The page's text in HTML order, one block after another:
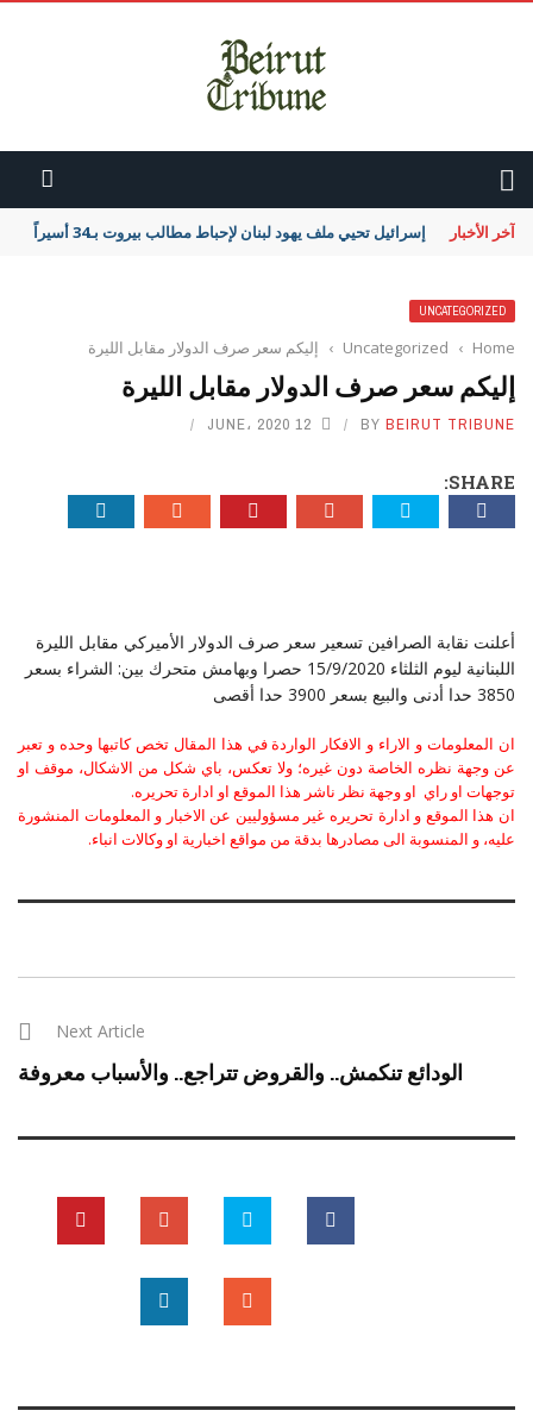
آخر الأخبار إسرائيل تحيي ملف يهود لبنان لإحباط مطالب بيروت بـ34 أسيراً
UNCATEGORIZED
Home
›
Uncategorized
› إليكم سعر صرف الدولار مقابل الليرة
إليكم سعر صرف الدولار مقابل الليرة
BY BEIRUT TRIBUNE 12 JUNE، 2020
SHARE:
أعلنت نقابة الصرافين تسعير سعر صرف الدولار الأميركي مقابل الليرة
اللبنانية ليوم الثلثاء 15/9/2020 حصرا وبهامش متحرك بين: الشراء بسعر
3850 حدا أدنى والبيع بسعر 3900 حدا أقصى
ان المعلومات و الاراء و الافكار الواردة في هذا المقال تخص كاتبها وحده و تعبر
عن وجهة نظره الخاصة دون غيره؛ ولا تعكس، باي شكل من الاشكال، موقف او
توجهات او راي او وجهة نظر ناشر هذا الموقع او ادارة تحريره.
ان هذا الموقع و ادارة تحريره غير مسؤوليين عن الاخبار و المعلومات المنشورة
عليه، و المنسوبة الى مصادرها بدقة من مواقع اخبارية او وكالات انباء.
Next Article
الودائع تنكمش.. والقروض تتراجع.. والأسباب معروفة